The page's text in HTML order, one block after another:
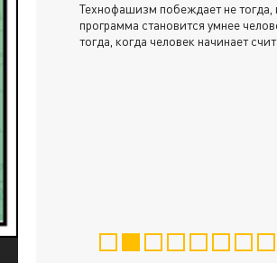
Технофашизм побеждает не тогда,
программа становится умнее
тогда, когда человек начинает